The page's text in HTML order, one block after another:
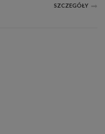
SZCZEGÓŁY